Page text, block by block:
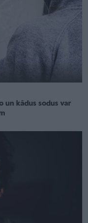
un kādus sodus var